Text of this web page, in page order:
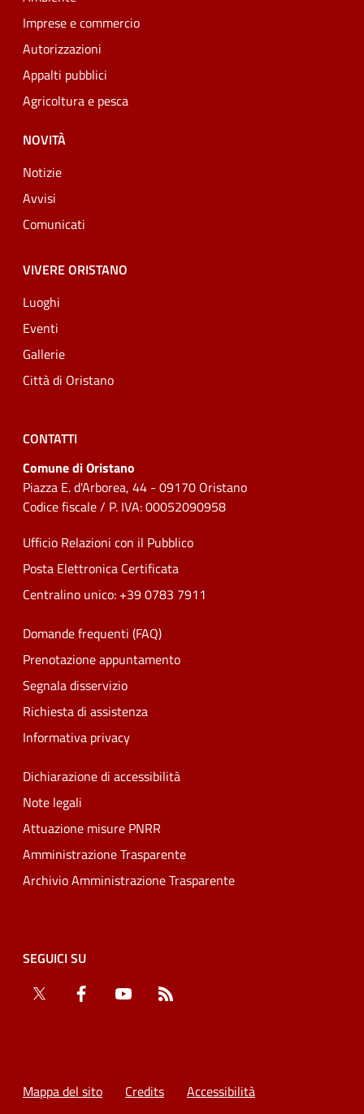
Imprese e commercio
Autorizzazioni
Appalti pubblici
Agricoltura e pesca
NOVITÀ
Notizie
Avvisi
Comunicati
VIVERE ORISTANO
Luoghi
Eventi
Gallerie
Città di Oristano
CONTATTI
Comune di Oristano
Piazza E. d'Arborea, 44 - 09170 Oristano
Codice fiscale / P. IVA: 00052090958
Ufficio Relazioni con il Pubblico
Posta Elettronica Certificata
Centralino unico: +39 0783 7911
Domande frequenti (FAQ)
Prenotazione appuntamento
Segnala disservizio
Richiesta di assistenza
Informativa privacy
Dichiarazione di accessibilità
Note legali
Attuazione misure PNRR
Amministrazione Trasparente
Archivio Amministrazione Trasparente
SEGUICI SU
Twitter
Facebook YouTube
Mappa del sito Credits Accessibilità